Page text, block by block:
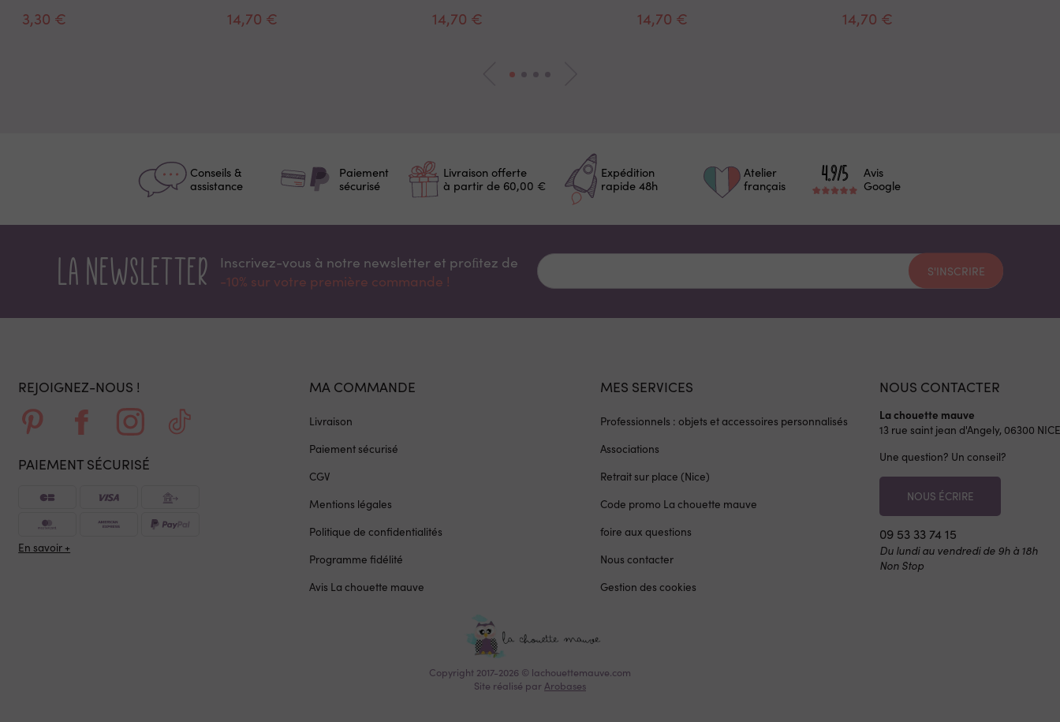
3,30 € 14,70 € 14,70 € 14,70 € 14,70 €
Conseils &
assistance
Paiement
sécurisé
Livraison offerte
à partir de 60,00 €
Expédition
rapide 48h
Atelier
français
Avis
Google
La newsletter
Inscrivez-vous à notre newsletter et proﬁtez de
-10% sur votre première commande !
S'INSCRIRE
REJOIGNEZ-NOUS !
PAIEMENT SÉCURISÉ
En savoir +
MA COMMANDE
Livraison
Paiement sécurisé
CGV
Mentions légales
Politique de confidentialités
Programme fidélité
Avis La chouette mauve
MES SERVICES
Professionnels : objets et accessoires personnalisés
Associations
Retrait sur place (Nice)
Code promo La chouette mauve
foire aux questions
Nous contacter
Gestion des cookies
NOUS CONTACTER
La chouette mauve
13 rue saint jean d'Angely, 06300 NICE
Une question? Un conseil?
NOUS ÉCRIRE
09 53 33 74 15
Du lundi au vendredi de 9h à 18h
Non Stop
Copyright 2017-2026 © lachouettemauve.com
Site réalisé par Arobases